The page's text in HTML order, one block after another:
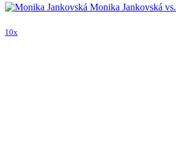
Monika Jankovská vs.
10x